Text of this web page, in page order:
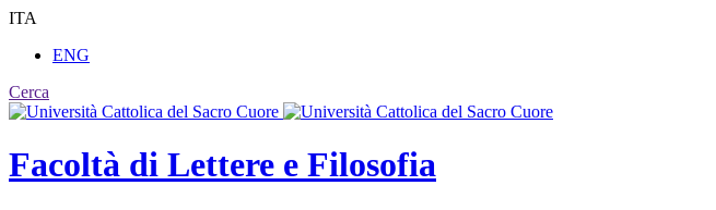
ITA
ENG
Cerca
Facoltà di Lettere e Filosofia